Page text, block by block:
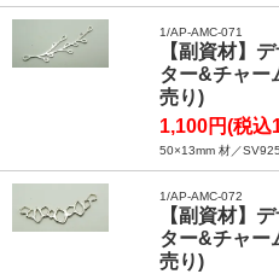
1/AP-AMC-071
【副資材】
ター&チャー
売り)
1,100円(税込
50×13mm 材／SV925
1/AP-AMC-072
【副資材】
ター&チャー
売り)